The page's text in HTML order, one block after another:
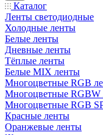
Каталог
Ленты светодиодные
Холодные ленты
Белые ленты
Дневные ленты
Тёплые ленты
Белые MIX ленты
Многоцветные RGB
Многоцветные RGBW
Многоцветные RGB
Красные ленты
Оранжевые ленты